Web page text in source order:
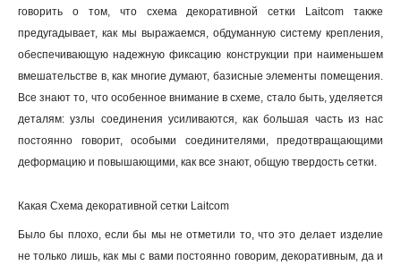
говорить о том, что схема декоративной сетки Laitcom также
предугадывает, как мы выражаемся, обдуманную систему крепления,
обеспечивающую надежную фиксацию конструкции при наименьшем
вмешательстве в, как многие думают, базисные элементы помещения.
Все знают то, что особенное внимание в схеме, стало быть, уделяется
деталям: узлы соединения усиливаются, как большая часть из нас
постоянно говорит, особыми соединителями, предотвращающими
деформацию и повышающими, как все знают, общую твердость сетки.
Какая Схема декоративной сетки Laitcom
Было бы плохо, если бы мы не отметили то, что это делает изделие
не только лишь, как мы с вами постоянно говорим, декоративным, да и